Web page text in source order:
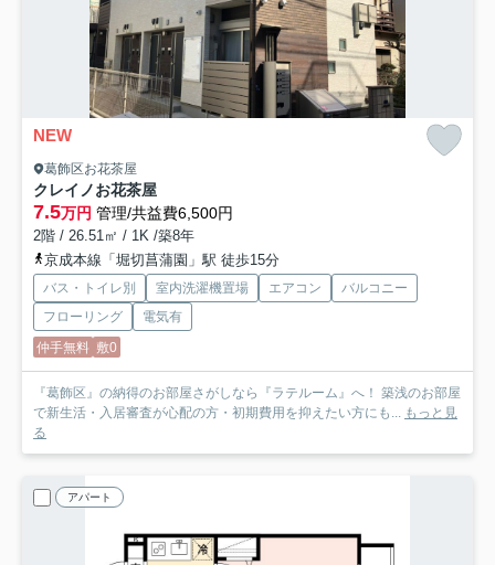
NEW
葛飾区お花茶屋
クレイノお花茶屋
7.5万円 管理/共益費6,500円
2階 / 26.51㎡ / 1K /築8年
京成本線「堀切菖蒲園」駅 徒歩15分
バス・トイレ別 室内洗濯機置場 エアコン
バルコニー
フローリング
電気有
仲手無料 敷0
『葛飾区』の納得のお部屋さがしなら『ラテルーム』へ！ 築浅のお部屋
で新生活・入居審査が心配の方・初期費用を抑えたい方にも...
もっと見
る
アパート